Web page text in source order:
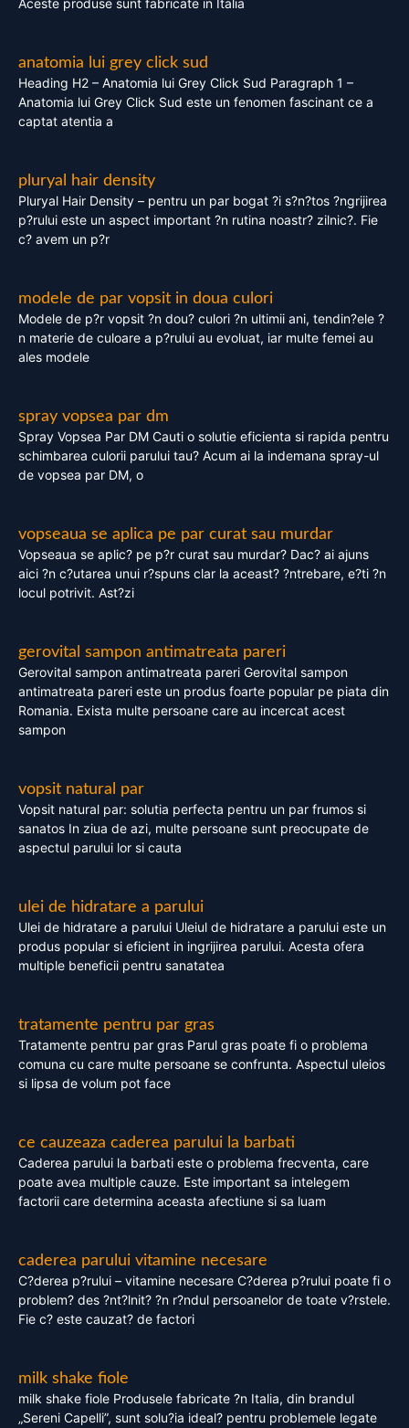
Aceste produse sunt fabricate in Italia
anatomia lui grey click sud
Heading H2 – Anatomia lui Grey Click Sud Paragraph 1 –
Anatomia lui Grey Click Sud este un fenomen fascinant ce a
captat atentia a
pluryal hair density
Pluryal Hair Density – pentru un par bogat ?i s?n?tos ?ngrijirea
p?rului este un aspect important ?n rutina noastr? zilnic?. Fie
c? avem un p?r
modele de par vopsit in doua culori
Modele de p?r vopsit ?n dou? culori ?n ultimii ani, tendin?ele ?
n materie de culoare a p?rului au evoluat, iar multe femei au
ales modele
spray vopsea par dm
Spray Vopsea Par DM Cauti o solutie eficienta si rapida pentru
schimbarea culorii parului tau? Acum ai la indemana spray-ul
de vopsea par DM, o
vopseaua se aplica pe par curat sau murdar
Vopseaua se aplic? pe p?r curat sau murdar? Dac? ai ajuns
aici ?n c?utarea unui r?spuns clar la aceast? ?ntrebare, e?ti ?n
locul potrivit. Ast?zi
gerovital sampon antimatreata pareri
Gerovital sampon antimatreata pareri Gerovital sampon
antimatreata pareri este un produs foarte popular pe piata din
Romania. Exista multe persoane care au incercat acest
sampon
vopsit natural par
Vopsit natural par: solutia perfecta pentru un par frumos si
sanatos In ziua de azi, multe persoane sunt preocupate de
aspectul parului lor si cauta
ulei de hidratare a parului
Ulei de hidratare a parului Uleiul de hidratare a parului este un
produs popular si eficient in ingrijirea parului. Acesta ofera
multiple beneficii pentru sanatatea
tratamente pentru par gras
Tratamente pentru par gras Parul gras poate fi o problema
comuna cu care multe persoane se confrunta. Aspectul uleios
si lipsa de volum pot face
ce cauzeaza caderea parului la barbati
Caderea parului la barbati este o problema frecventa, care
poate avea multiple cauze. Este important sa intelegem
factorii care determina aceasta afectiune si sa luam
caderea parului vitamine necesare
C?derea p?rului – vitamine necesare C?derea p?rului poate fi o
problem? des ?nt?lnit? ?n r?ndul persoanelor de toate v?rstele.
Fie c? este cauzat? de factori
milk shake fiole
milk shake fiole Produsele fabricate ?n Italia, din brandul
„Sereni Capelli”, sunt solu?ia ideal? pentru problemele legate